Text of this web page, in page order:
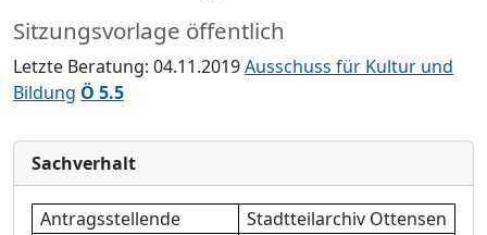
Sitzungsvorlage öffentlich
Letzte Beratung: 04.11.2019Ausschuss für Kultur und
Bildung Ö 5.5
Sachverhalt
Antragsstellende
Stadtteilarchiv Ottensen